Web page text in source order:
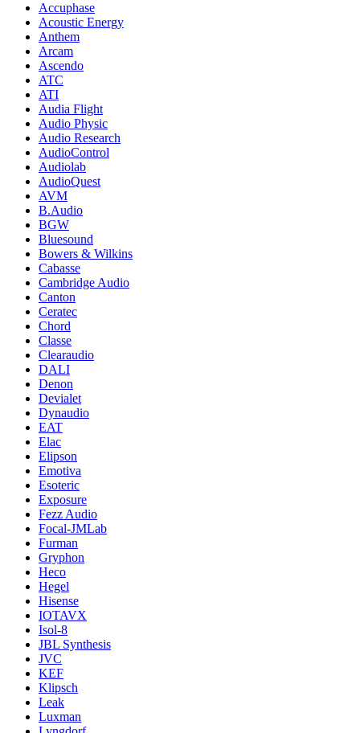
Accuphase
Acoustic Energy
Anthem
Arcam
Ascendo
ATC
ATI
Audia Flight
Audio Physic
Audio Research
AudioControl
Audiolab
AudioQuest
AVM
B.Audio
BGW
Bluesound
Bowers & Wilkins
Cabasse
Cambridge Audio
Canton
Ceratec
Chord
Classe
Clearaudio
DALI
Denon
Devialet
Dynaudio
EAT
Elac
Elipson
Emotiva
Esoteric
Exposure
Fezz Audio
Focal-JMLab
Furman
Gryphon
Heco
Hegel
Hisense
IOTAVX
Isol-8
JBL Synthesis
JVC
KEF
Klipsch
Leak
Luxman